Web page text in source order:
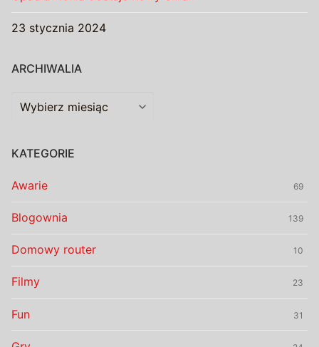
23 stycznia 2024
ARCHIWALIA
Archiwalia
KATEGORIE
Awarie 69
Blogownia 139
Domowy router 10
Filmy 23
Fun 31